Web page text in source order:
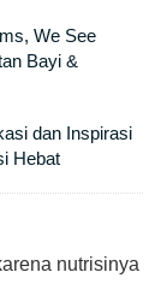
We See
Bayi &
dan Inspirasi
Hebat
nutrisinya